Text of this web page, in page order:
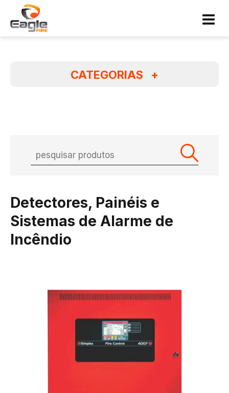
CATEGORIAS +
Detectores, Painéis e
Sistemas de Alarme de
Incêndio